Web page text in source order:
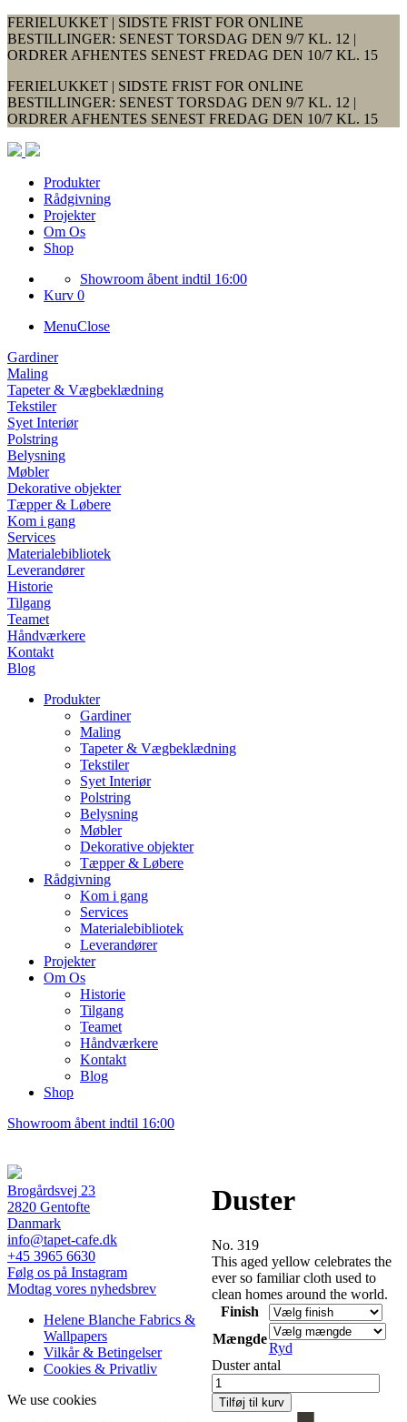
FERIELUKKET | SIDSTE FRIST FOR ONLINE
BESTILLINGER: SENEST TORSDAG DEN 9/7 KL. 12 |
ORDRER AFHENTES SENEST FREDAG DEN 10/7 KL. 15
FERIELUKKET | SIDSTE FRIST FOR ONLINE
BESTILLINGER: SENEST TORSDAG DEN 9/7 KL. 12 |
ORDRER AFHENTES SENEST FREDAG DEN 10/7 KL. 15
Produkter
Rådgivning
Projekter
Om Os
Shop
Showroom åbent indtil 16:00
Kurv 0
MenuClose
Gardiner
Maling
Tapeter & Vægbeklædning
Tekstiler
Syet Interiør
Polstring
Belysning
Møbler
Dekorative objekter
Tæpper & Løbere
Kom i gang
Services
Materialebibliotek
Leverandører
Historie
Tilgang
Teamet
Håndværkere
Kontakt
Blog
Produkter
Gardiner
Maling
Tapeter & Vægbeklædning
Tekstiler
Syet Interiør
Polstring
Belysning
Møbler
Dekorative objekter
Tæpper & Løbere
Rådgivning
Kom i gang
Services
Materialebibliotek
Leverandører
Projekter
Om Os
Historie
Tilgang
Teamet
Håndværkere
Kontakt
Blog
Shop
Showroom åbent indtil 16:00
Duster
No. 319
This aged yellow celebrates the
ever so familiar cloth used to
clean homes around the world.
Finish
Mængde
Ryd
Duster antal
Tilføj til kurv
Brogårdsvej 23
2820 Gentofte
Danmark
info@tapet-cafe.dk
+45 3965 6630
Følg os på Instagram
Modtag vores nyhedsbrev
Helene Blanche Fabrics &
Wallpapers
Vilkår & Betingelser
Cookies & Privatliv
We use cookies